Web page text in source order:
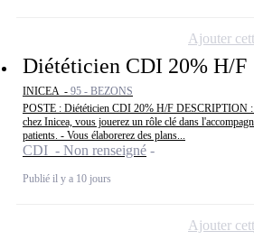
Diététicien CDI 20% H/F
INICEA - 95 - BEZONS
POSTE : Diététicien CDI 20% H/F DESCRIPTION :
chez Inicea, vous jouerez un rôle clé dans
patients. - Vous élaborerez des plans...
CDI - Non renseigné
Publié il y a 10 jours
Ajouter
Ajouter